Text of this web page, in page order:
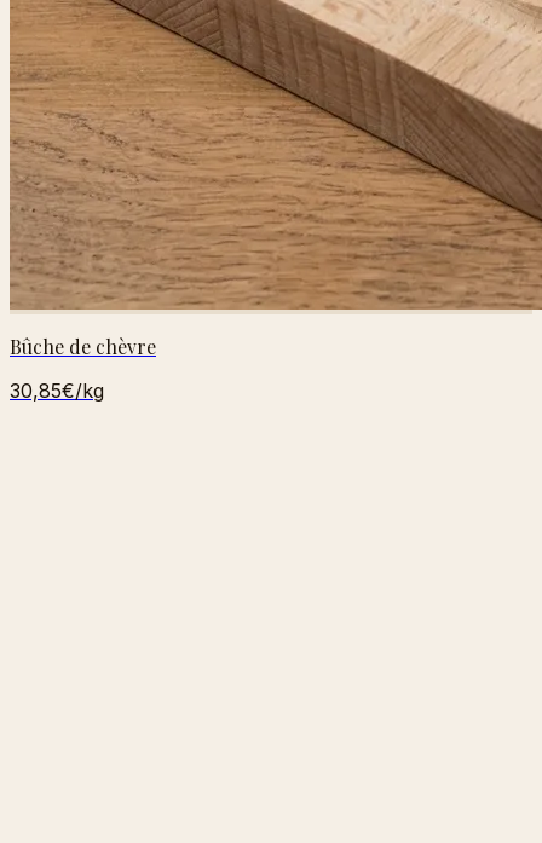
Bûche de chèvre
30,85€/kg